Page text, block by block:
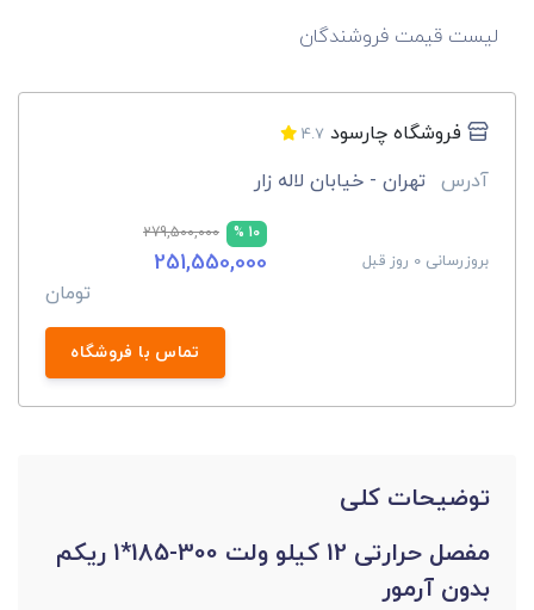
لیست قیمت فروشندگان
فروشگاه چارسود 4.7
آدرس تهران - خیابان لاله زار
بروزرسانی 0 روز قبل
10 %
279,500,000
251,550,000
تومان
تماس با فروشگاه
توضیحات کلی
مفصل حرارتی 12 کیلو ولت 300-185*1 ریکم
بدون آرمور